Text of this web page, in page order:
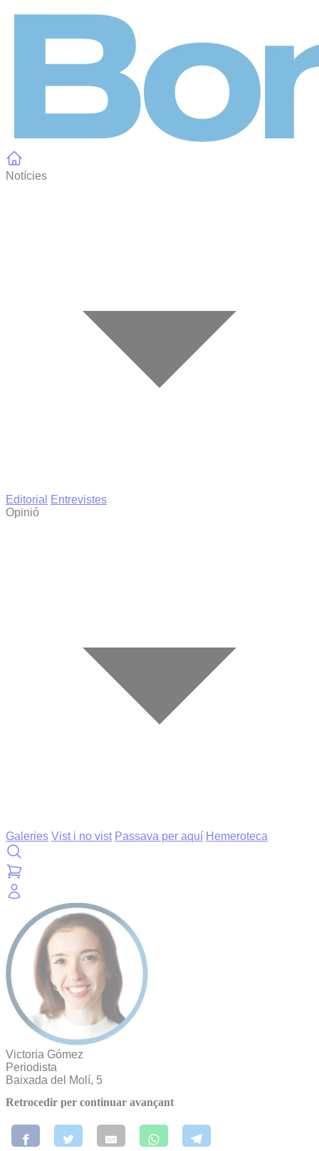
Notícies
Editorial
Entrevistes
Opinió
Galeries Vist i no vist Passava per aquí Hemeroteca
Victoria Gómez
Periodista
Baixada del Molí, 5
Retrocedir per continuar avançant